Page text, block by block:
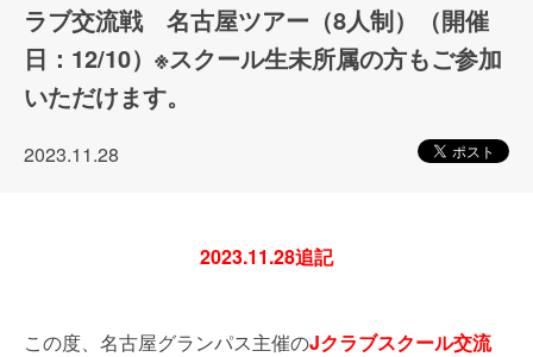
ラブ交流戦 名古屋ツアー（8人制）（開催
日：12/10）※スクール生未所属の方もご参加
いただけます。
2023.11.28
2023.11.28追記
この度、名古屋グランパス主催のJクラブスクール交流